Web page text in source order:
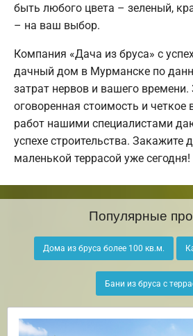
быть любого цвета – зеленый,
– на ваш выбор.
Компания «Дача из бруса» с
дачный дом в Мурманске по
затрат нервов и вашего времени.
оговоренная стоимость и четкое
работ нашими специалистами
успехе строительства. Закажите
маленькой террасой уже сегодня!
Популярные
Дома из бруса более 100 кв.м.
Бани из бруса с